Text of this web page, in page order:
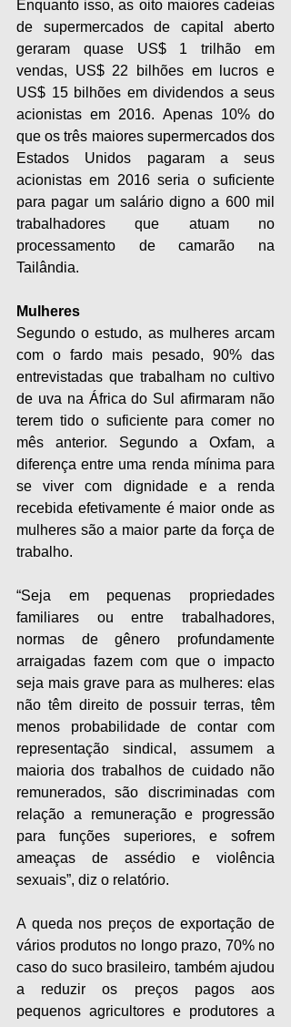
Enquanto isso, as oito maiores cadeias
de supermercados de capital aberto
geraram quase US$ 1 trilhão em
vendas, US$ 22 bilhões em lucros e
US$ 15 bilhões em dividendos a seus
acionistas em 2016. Apenas 10% do
que os três maiores supermercados dos
Estados Unidos pagaram a seus
acionistas em 2016 seria o suficiente
para pagar um salário digno a 600 mil
trabalhadores que atuam no
processamento de camarão na
Tailândia.
Mulheres
Segundo o estudo, as mulheres arcam
com o fardo mais pesado, 90% das
entrevistadas que trabalham no cultivo
de uva na África do Sul afirmaram não
terem tido o suficiente para comer no
mês anterior. Segundo a Oxfam, a
diferença entre uma renda mínima para
se viver com dignidade e a renda
recebida efetivamente é maior onde as
mulheres são a maior parte da força de
trabalho.
“Seja em pequenas propriedades
familiares ou entre trabalhadores,
normas de gênero profundamente
arraigadas fazem com que o impacto
seja mais grave para as mulheres: elas
não têm direito de possuir terras, têm
menos probabilidade de contar com
representação sindical, assumem a
maioria dos trabalhos de cuidado não
remunerados, são discriminadas com
relação a remuneração e progressão
para funções superiores, e sofrem
ameaças de assédio e violência
sexuais”, diz o relatório.
A queda nos preços de exportação de
vários produtos no longo prazo, 70% no
caso do suco brasileiro, também ajudou
a reduzir os preços pagos aos
pequenos agricultores e produtores a